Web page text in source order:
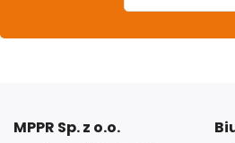
MPPR Sp. z o.o.